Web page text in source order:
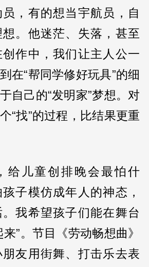
，有的想当宇航员，自
。他迷茫、失落，甚至
作中，我们让主人公一
在“帮同学修好玩具”的细
自己的“发明家”梦想。对
“找”的过程，比结果更重
给儿童创排晚会最怕什
子模仿成年人的神态，
我希望孩子们能在舞台
来”。节目《劳动畅想曲》
友用街舞、打击乐去表